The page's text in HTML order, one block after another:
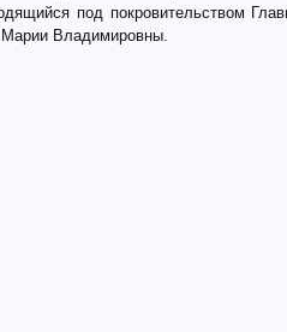
под покровительством
Марии Владимировны.